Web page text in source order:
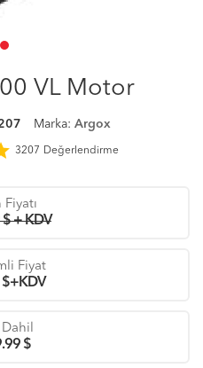
VL Motor
Marka: Argox
3207 Değerlendirme
Fiyatı
+ KDV
Fiyat
$